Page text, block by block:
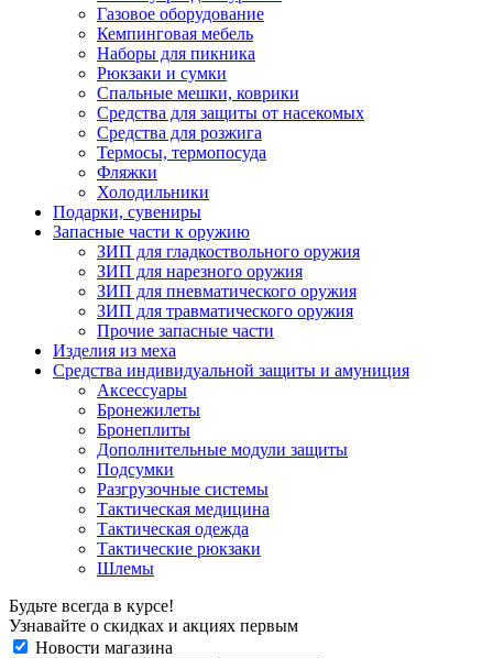
Газовое оборудование
Кемпинговая мебель
Наборы для пикника
Рюкзаки и сумки
Спальные мешки, коврики
Средства для защиты от насекомых
Средства для розжига
Термосы, термопосуда
Фляжки
Холодильники
Подарки, сувениры
Запасные части к оружию
ЗИП для гладкоствольного оружия
ЗИП для нарезного оружия
ЗИП для пневматического оружия
ЗИП для травматического оружия
Прочие запасные части
Изделия из меха
Средства индивидуальной защиты и амуниция
Аксессуары
Бронежилеты
Бронеплиты
Дополнительные модули защиты
Подсумки
Разгрузочные системы
Тактическая медицина
Тактическая одежда
Тактические рюкзаки
Шлемы
Будьте всегда в курсе!
Узнавайте о скидках и акциях первым
Новости магазина